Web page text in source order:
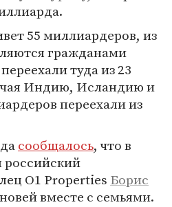
55 миллиардеров, из
гражданами
туда из 23
Индию, Исландию и
переехали из
сообщалось, что в
российский
O1 Properties Борис
вместе с семьями.